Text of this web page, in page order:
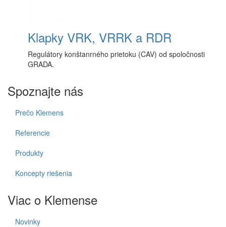
Klapky VRK, VRRK a RDR
Regulátory konštanrného prietoku (CAV) od spoločnosti
GRADA.
Spoznajte nás
Prečo Klemens
Referencie
Produkty
Koncepty riešenia
Viac o Klemense
Novinky